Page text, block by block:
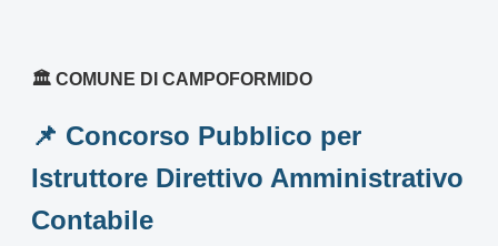
🏛️ COMUNE DI CAMPOFORMIDO
📌 Concorso Pubblico per
Istruttore Direttivo Amministrativo
Contabile